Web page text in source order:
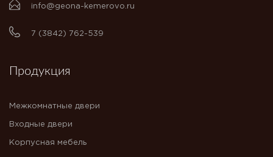
info@geona-kemerovo.ru
7 (3842) 762-539
Продукция
Межкомнатные двери
Входные двери
Корпусная мебель